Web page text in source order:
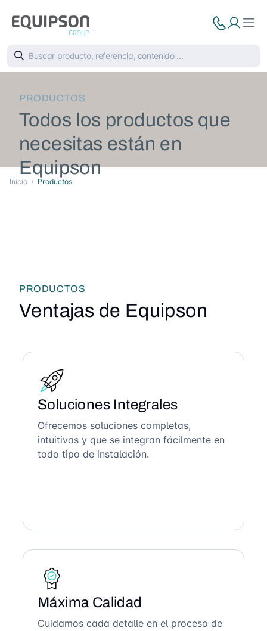
PRODUCTOS
Todos los productos que
necesitas están en
Equipson
Inicio Productos
PRODUCTOS
Ventajas de Equipson
Soluciones Integrales
Ofrecemos soluciones completas,
intuitivas y que se integran fácilmente en
todo tipo de instalación.
Máxima Calidad
Cuidamos cada detalle en el proceso de